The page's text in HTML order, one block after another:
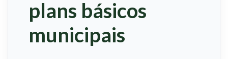
plans básicos
municipais